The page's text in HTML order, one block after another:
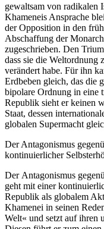
gewaltsam von radikalen
Khameneis An­sprache
der Opposition in den
Abschaffung der
zugeschrieben. Den
dass sie die Welt­ordnung
verändert habe. Für ihn
Erdbeben gleich, das die
bipolare Ordnung in eine
Republik sieht er keinen
Staat, dessen
globalen Supermacht
Der Antagonismus
kontinuierlicher
Der Antagonismus
geht mit einer
Republik als globa­lem
Khamenei in seinen
Welt« und setzt auf ihren